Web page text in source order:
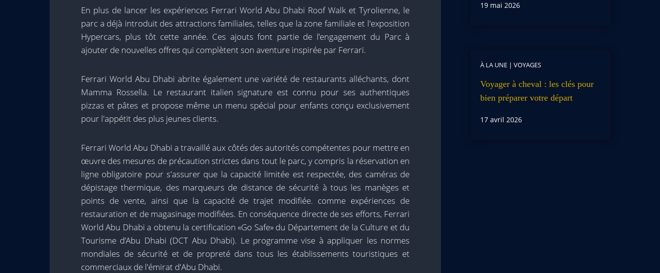
En plus de lancer les expériences Ferrari World Abu Dhabi Roof Walk et Tyrolienne, le
parc a déjà introduit des attractions familiales, telles que la zone familiale et l'exposition
Hypercars, plus tôt cette année. Ces ajouts font partie de l’engagement du Parc à
ajouter de nouvelles offres qui complètent son aventure inspirée par Ferrari.
Ferrari World Abu Dhabi abrite également une variété de restaurants alléchants, dont
Mamma Rossella. Le restaurant italien signature est connu pour ses authentiques
pizzas et pâtes et propose même un menu spécial pour enfants conçu exclusivement
pour l'appétit des plus jeunes clients.
Ferrari World Abu Dhabi a travaillé aux côtés des autorités compétentes pour mettre en
œuvre des mesures de précaution strictes dans tout le parc, y compris la réservation en
ligne obligatoire pour s'assurer que la capacité limitée est respectée, des caméras de
dépistage thermique, des marqueurs de distance de sécurité à tous les manèges et
points de vente, ainsi que la capacité de trajet modifiée. comme expériences de
restauration et de magasinage modifiées. En conséquence directe de ses efforts, Ferrari
World Abu Dhabi a obtenu la certification «Go Safe» du Département de la Culture et du
Tourisme d’Abu Dhabi (DCT Abu Dhabi). Le programme vise à appliquer les normes
mondiales de sécurité et de propreté dans tous les établissements touristiques et
commerciaux de l'émirat d'Abu Dhabi.
19 mai 2026
À LA UNE| VOYAGES
Voyager à cheval : les clés pour
bien préparer votre départ
17 avril 2026